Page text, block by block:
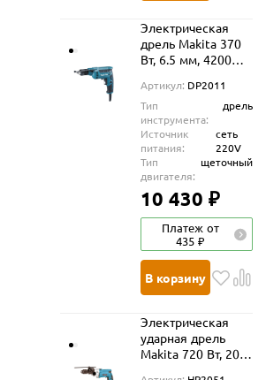
Электрическая
дрель Makita 370
Вт, 6.5 мм, 4200
Артикул: DP2011
Тип
инструмента:
дрель
Источник
питания:
сеть
220V
Тип
двигателя:
щеточный
10 430 ₽
Платеж от
435 ₽
В корзину
Электрическая
ударная дрель
Makita 720 Вт, 20